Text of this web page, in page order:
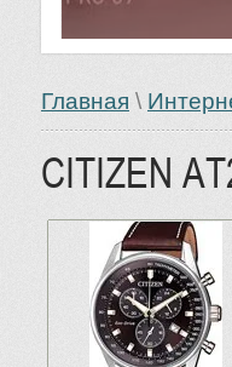
Главная \
CITIZEN